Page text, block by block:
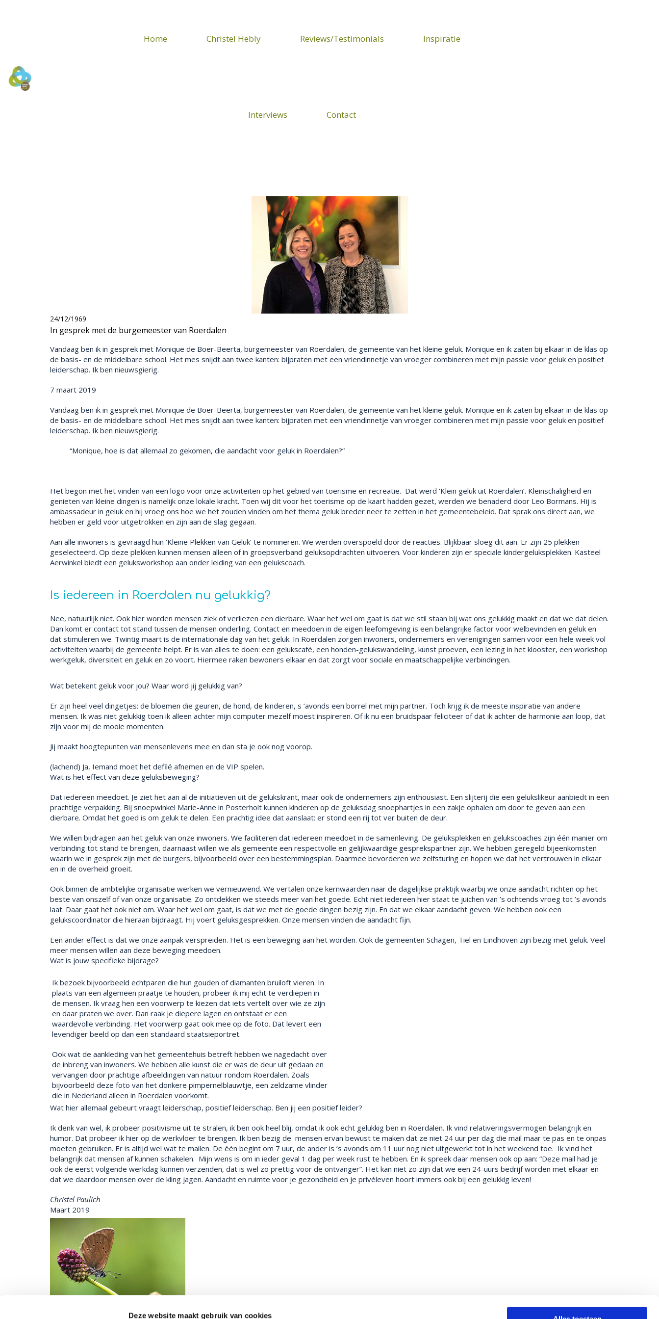
Deze website maakt gebruik van cookies
Home Christel Hebly Reviews/Testimonials Inspiratie
Interviews Contact
24/12/1969
In gesprek met de burgemeester van Roerdalen
Vandaag ben ik in gesprek met Monique de Boer-Beerta, burgemeester van Roerdalen, de gemeente van het kleine geluk. Monique en ik zaten bij elkaar in de klas op
de basis- en de middelbare school. Het mes snijdt aan twee kanten: bijpraten met een vriendinnetje van vroeger combineren met mijn passie voor geluk en positief
leiderschap. Ik ben nieuwsgierig.
7 maart 2019
Vandaag ben ik in gesprek met Monique de Boer-Beerta, burgemeester van Roerdalen, de gemeente van het kleine geluk. Monique en ik zaten bij elkaar in de klas op
de basis- en de middelbare school. Het mes snijdt aan twee kanten: bijpraten met een vriendinnetje van vroeger combineren met mijn passie voor geluk en positief
leiderschap. Ik ben nieuwsgierig.
“Monique, hoe is dat allemaal zo gekomen, die aandacht voor geluk in Roerdalen?”
Het begon met het vinden van een logo voor onze activiteiten op het gebied van toerisme en recreatie. Dat werd ‘Klein geluk uit Roerdalen’. Kleinschaligheid en
genieten van kleine dingen is namelijk onze lokale kracht. Toen wij dit voor het toerisme op de kaart hadden gezet, werden we benaderd door Leo Bormans. Hij is
ambassadeur in geluk en hij vroeg ons hoe we het zouden vinden om het thema geluk breder neer te zetten in het gemeentebeleid. Dat sprak ons direct aan, we
hebben er geld voor uitgetrokken en zijn aan de slag gegaan.
Aan alle inwoners is gevraagd hun ‘Kleine Plekken van Geluk’ te nomineren. We werden overspoeld door de reacties. Blijkbaar sloeg dit aan. Er zijn 25 plekken
geselecteerd. Op deze plekken kunnen mensen alleen of in groepsverband geluksopdrachten uitvoeren. Voor kinderen zijn er speciale kindergeluksplekken. Kasteel
Aerwinkel biedt een geluksworkshop aan onder leiding van een gelukscoach.
Is iedereen in Roerdalen nu gelukkig?
Nee, natuurlijk niet. Ook hier worden mensen ziek of verliezen een dierbare. Waar het wel om gaat is dat we stil staan bij wat ons gelukkig maakt en dat we dat delen.
Dan komt er contact tot stand tussen de mensen onderling. Contact en meedoen in de eigen leefomgeving is een belangrijke factor voor welbevinden en geluk en
dat stimuleren we. Twintig maart is de internationale dag van het geluk. In Roerdalen zorgen inwoners, ondernemers en verenigingen samen voor een hele week vol
activiteiten waarbij de gemeente helpt. Er is van alles te doen: een gelukscafé, een honden-gelukswandeling, kunst proeven, een lezing in het klooster, een workshop
werkgeluk, diversiteit en geluk en zo voort. Hiermee raken bewoners elkaar en dat zorgt voor sociale en maatschappelijke verbindingen.
Wat betekent geluk voor jou? Waar word jij gelukkig van?
Er zijn heel veel dingetjes: de bloemen die geuren, de hond, de kinderen, s ‘avonds een borrel met mijn partner. Toch krijg ik de meeste inspiratie van andere
mensen. Ik was niet gelukkig toen ik alleen achter mijn computer mezelf moest inspireren. Of ik nu een bruidspaar feliciteer of dat ik achter de harmonie aan loop, dat
zijn voor mij de mooie momenten.
Jij maakt hoogtepunten van mensenlevens mee en dan sta je ook nog voorop.
(lachend) Ja, Iemand moet het defilé afnemen en de VIP spelen.
Wat is het effect van deze geluksbeweging?
Dat iedereen meedoet. Je ziet het aan al de initiatieven uit de gelukskrant, maar ook de ondernemers zijn enthousiast. Een slijterij die een gelukslikeur aanbiedt in een
prachtige verpakking. Bij snoepwinkel Marie-Anne in Posterholt kunnen kinderen op de geluksdag snoephartjes in een zakje ophalen om door te geven aan een
dierbare. Omdat het goed is om geluk te delen. Een prachtig idee dat aanslaat: er stond een rij tot ver buiten de deur.
We willen bijdragen aan het geluk van onze inwoners. We faciliteren dat iedereen meedoet in de samenleving. De geluksplekken en gelukscoaches zijn één manier om
verbinding tot stand te brengen, daarnaast willen we als gemeente een respectvolle en gelijkwaardige gesprekspartner zijn. We hebben geregeld bijeenkomsten
waarin we in gesprek zijn met de burgers, bijvoorbeeld over een bestemmingsplan. Daarmee bevorderen we zelfsturing en hopen we dat het vertrouwen in elkaar
en in de overheid groeit.
Ook binnen de ambtelijke organisatie werken we vernieuwend. We vertalen onze kernwaarden naar de dagelijkse praktijk waarbij we onze aandacht richten op het
beste van onszelf of van onze organisatie. Zo ontdekken we steeds meer van het goede. Echt niet iedereen hier staat te juichen van ’s ochtends vroeg tot ’s avonds
laat. Daar gaat het ook niet om. Waar het wel om gaat, is dat we met de goede dingen bezig zijn. En dat we elkaar aandacht geven. We hebben ook een
gelukscoördinator die hieraan bijdraagt. Hij voert geluksgesprekken. Onze mensen vinden die aandacht fijn.
Een ander effect is dat we onze aanpak verspreiden. Het is een beweging aan het worden. Ook de gemeenten Schagen, Tiel en Eindhoven zijn bezig met geluk. Veel
meer mensen willen aan deze beweging meedoen.
Wat is jouw specifieke bijdrage?
Ik bezoek bijvoorbeeld echtparen die hun gouden of diamanten bruiloft vieren. In
plaats van een algemeen praatje te houden, probeer ik mij echt te verdiepen in
de mensen. Ik vraag hen een voorwerp te kiezen dat iets vertelt over wie ze zijn
en daar praten we over. Dan raak je diepere lagen en ontstaat er een
waardevolle verbinding. Het voorwerp gaat ook mee op de foto. Dat levert een
levendiger beeld op dan een standaard staatsieportret.
Ook wat de aankleding van het gemeentehuis betreft hebben we nagedacht over
de inbreng van inwoners. We hebben alle kunst die er was de deur uit gedaan en
vervangen door prachtige afbeeldingen van natuur rondom Roerdalen. Zoals
bijvoorbeeld deze foto van het donkere pimpernelblauwtje, een zeldzame vlinder
die in Nederland alleen in Roerdalen voorkomt.
Wat hier allemaal gebeurt vraagt leiderschap, positief leiderschap. Ben jij een positief leider?
Ik denk van wel, ik probeer positivisme uit te stralen, ik ben ook heel blij, omdat ik ook echt gelukkig ben in Roerdalen. Ik vind relativeringsvermogen belangrijk en
humor. Dat probeer ik hier op de werkvloer te brengen. Ik ben bezig de mensen ervan bewust te maken dat ze niet 24 uur per dag die mail maar te pas en te onpas
moeten gebruiken. Er is altijd wel wat te mailen. De één begint om 7 uur, de ander is ’s avonds om 11 uur nog niet uitgewerkt tot in het weekend toe. Ik vind het
belangrijk dat mensen af kunnen schakelen. Mijn wens is om in ieder geval 1 dag per week rust te hebben. En ik spreek daar mensen ook op aan: “Deze mail had je
ook de eerst volgende werkdag kunnen verzenden, dat is wel zo prettig voor de ontvanger”. Het kan niet zo zijn dat we een 24-uurs bedrijf worden met elkaar en
dat we daardoor mensen over de kling jagen. Aandacht en ruimte voor je gezondheid en je privéleven hoort immers ook bij een gelukkig leven!
Christel Paulich
Maart 2019